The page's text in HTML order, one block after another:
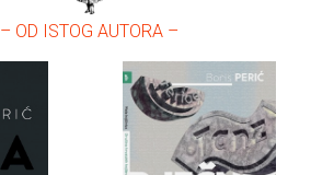
– OD ISTOG AUTORA –